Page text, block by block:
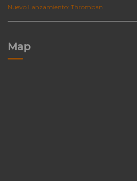
Nuevo Lanzamiento: Thromban
Map